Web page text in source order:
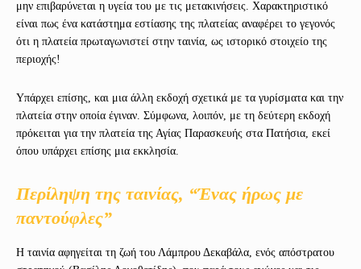
μην επιβαρύνεται η υγεία του με τις μετακινήσεις. Χαρακτηριστικό
είναι πως ένα κατάστημα εστίασης της πλατείας αναφέρει το γεγονός
ότι η πλατεία πρωταγωνιστεί στην ταινία, ως ιστορικό στοιχείο της
περιοχής!
Υπάρχει επίσης, και μια άλλη εκδοχή σχετικά με τα γυρίσματα και την
πλατεία στην οποία έγιναν. Σύμφωνα, λοιπόν, με τη δεύτερη εκδοχή
πρόκειται για την πλατεία της Αγίας Παρασκευής στα Πατήσια, εκεί
όπου υπάρχει επίσης μια εκκλησία.
Περίληψη της ταινίας, “Ένας ήρως με
παντούφλες”
Η ταινία αφηγείται τη ζωή του Λάμπρου Δεκαβάλα, ενός απόστρατου